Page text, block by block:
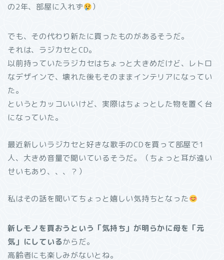
の2年、部屋に入れず
）
でも、その代わり新たに買ったものがあるそうだ。
それは、ラジカセとCD。
以前持っていたラジカセはちょっと大きめだけど、レトロ
なデザインで、壊れた後もそのままインテリアになってい
た。
というとカッコいいけど、実際はちょっとした物を置く台
になっていた。
最近新しいラジカセと好きな歌手のCDを買って部屋で1
人、大きめ音量で聞いているそうだ。（ちょっと耳が遠い
せいもあり、、、？）
私はその話を聞いてちょっと嬉しい気持ちとなった
新しモノを買おうという「気持ち」が明らかに母を「元
気」にしているからだ。
高齢者にも楽しみがないとね。